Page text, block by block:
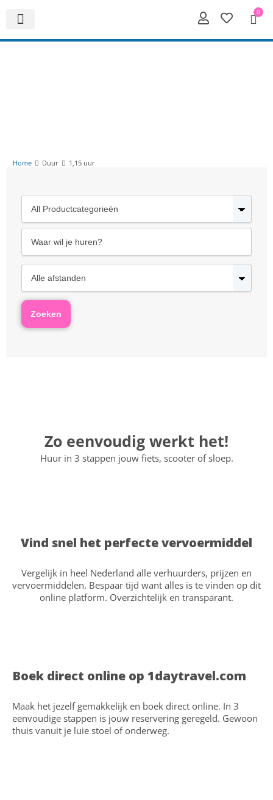
0
Home Duur 1,15 uur
Zo eenvoudig werkt het!
Huur in 3 stappen jouw fiets, scooter of sloep.
Vind snel het perfecte vervoermiddel
Vergelijk in heel Nederland alle verhuurders, prijzen en
vervoermiddelen. Bespaar tijd want alles is te vinden op dit
online platform. Overzichtelijk en transparant.
Boek direct online op 1daytravel.com
Maak het jezelf gemakkelijk en boek direct online. In 3
eenvoudige stappen is jouw reservering geregeld. Gewoon
thuis vanuit je luie stoel of onderweg.